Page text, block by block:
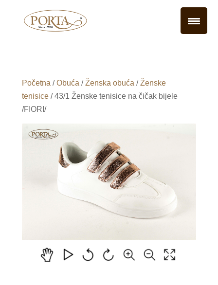
Početna /Obuća /Ženska obuća /Ženske
tenisice/ 43/1 Ženske tenisice na čičak bijele
/FIORI/